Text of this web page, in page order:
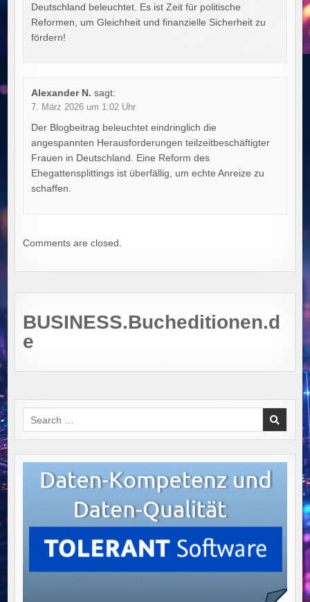
Deutschland beleuchtet. Es ist Zeit für politische
Reformen, um Gleichheit und finanzielle Sicherheit zu
fördern!
Alexander N. sagt:
7. März 2026 um 1:02 Uhr
Der Blogbeitrag beleuchtet eindringlich die
angespannten Herausforderungen teilzeitbeschäftigter
Frauen in Deutschland. Eine Reform des
Ehegattensplittings ist überfällig, um echte Anreize zu
schaffen.
Comments are closed.
BUSINESS.Bucheditionen.d
e
Search
for: